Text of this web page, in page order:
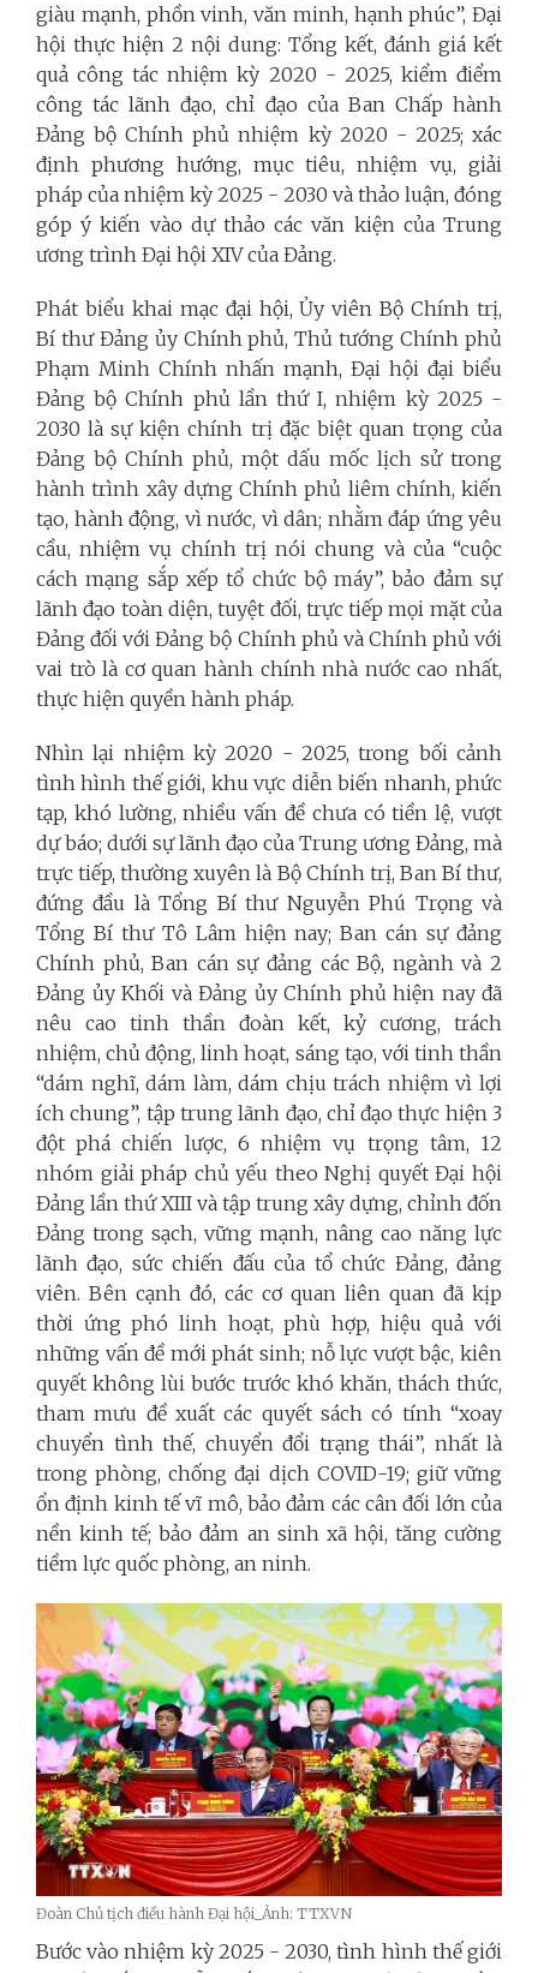
giàu mạnh, phồn vinh, văn minh, hạnh phúc”, Đại
hội thực hiện 2 nội dung: Tổng kết, đánh giá kết
quả công tác nhiệm kỳ 2020 - 2025, kiểm điểm
công tác lãnh đạo, chỉ đạo của Ban Chấp hành
Đảng bộ Chính phủ nhiệm kỳ 2020 - 2025; xác
định phương hướng, mục tiêu, nhiệm vụ, giải
pháp của nhiệm kỳ 2025 - 2030 và thảo luận, đóng
góp ý kiến vào dự thảo các văn kiện của Trung
ương trình Đại hội XIV của Đảng.
Phát biểu khai mạc đại hội, Ủy viên Bộ Chính trị,
Bí thư Đảng ủy Chính phủ, Thủ tướng Chính phủ
Phạm Minh Chính nhấn mạnh, Đại hội đại biểu
Đảng bộ Chính phủ lần thứ I, nhiệm kỳ 2025 -
2030 là sự kiện chính trị đặc biệt quan trọng của
Đảng bộ Chính phủ, một dấu mốc lịch sử trong
hành trình xây dựng Chính phủ liêm chính, kiến
tạo, hành động, vì nước, vì dân; nhằm đáp ứng yêu
cầu, nhiệm vụ chính trị nói chung và của “cuộc
cách mạng sắp xếp tổ chức bộ máy”, bảo đảm sự
lãnh đạo toàn diện, tuyệt đối, trực tiếp mọi mặt của
Đảng đối với Đảng bộ Chính phủ và Chính phủ với
vai trò là cơ quan hành chính nhà nước cao nhất,
thực hiện quyền hành pháp.
Nhìn lại nhiệm kỳ 2020 - 2025, trong bối cảnh
tình hình thế giới, khu vực diễn biến nhanh, phức
tạp, khó lường, nhiều vấn đề chưa có tiền lệ, vượt
dự báo; dưới sự lãnh đạo của Trung ương Đảng, mà
trực tiếp, thường xuyên là Bộ Chính trị, Ban Bí thư,
đứng đầu là Tổng Bí thư Nguyễn Phú Trọng và
Tổng Bí thư Tô Lâm hiện nay; Ban cán sự đảng
Chính phủ, Ban cán sự đảng các Bộ, ngành và 2
Đảng ủy Khối và Đảng ủy Chính phủ hiện nay đã
nêu cao tinh thần đoàn kết, kỷ cương, trách
nhiệm, chủ động, linh hoạt, sáng tạo, với tinh thần
“dám nghĩ, dám làm, dám chịu trách nhiệm vì lợi
ích chung”, tập trung lãnh đạo, chỉ đạo thực hiện 3
đột phá chiến lược, 6 nhiệm vụ trọng tâm, 12
nhóm giải pháp chủ yếu theo Nghị quyết Đại hội
Đảng lần thứ XIII và tập trung xây dựng, chỉnh đốn
Đảng trong sạch, vững mạnh, nâng cao năng lực
lãnh đạo, sức chiến đấu của tổ chức Đảng, đảng
viên. Bên cạnh đó, các cơ quan liên quan đã kịp
thời ứng phó linh hoạt, phù hợp, hiệu quả với
những vấn đề mới phát sinh; nỗ lực vượt bậc, kiên
quyết không lùi bước trước khó khăn, thách thức,
tham mưu đề xuất các quyết sách có tính “xoay
chuyển tình thế, chuyển đổi trạng thái”, nhất là
trong phòng, chống đại dịch COVID-19; giữ vững
ổn định kinh tế vĩ mô, bảo đảm các cân đối lớn của
nền kinh tế; bảo đảm an sinh xã hội, tăng cường
tiềm lực quốc phòng, an ninh.
Đoàn Chủ tịch điều hành Đại hội_Ảnh: TTXVN
Bước vào nhiệm kỳ 2025 - 2030, tình hình thế giới